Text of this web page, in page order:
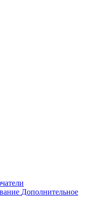
Дополнительное